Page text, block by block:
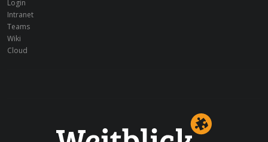
Login
Intranet
Teams
Wiki
Cloud